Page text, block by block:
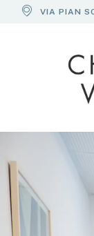
VIA PIAN